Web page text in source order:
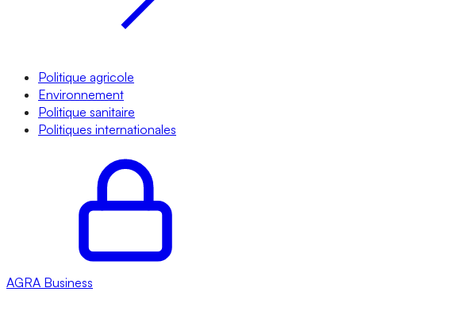
Politique agricole
Environnement
Politique sanitaire
Politiques internationales
AGRA Business